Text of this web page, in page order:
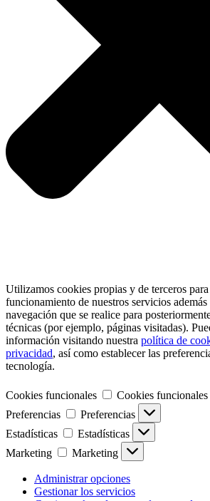
Utilizamos cookies propias y de terceros
funcionamiento de nuestros servicios
navegación que se realice para
técnicas (por ejemplo, páginas visitadas).
información visitando nuestra política de
privacidad, así como establecer las
tecnología.
Cookies funcionales Cookies funcionales
Preferencias
Preferencias
Estadísticas
Estadísticas
Marketing
Marketing
Administrar opciones
Gestionar los servicios